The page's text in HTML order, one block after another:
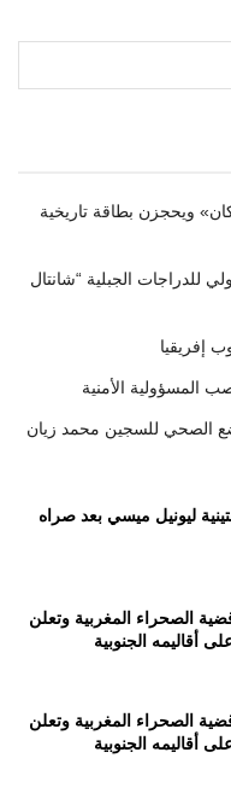
ويحجزن بطاقة تاريخية
للدراجات الجبلية “شانتال
إفريقيا
المسؤولية الأمنية
حقيقة الوضع الصحي للسجين محمد زيان
ليونيل ميسي بعد صراه
الصحراء المغربية وتعلن
أقاليمه الجنوبية
الصحراء المغربية وتعلن
أقاليمه الجنوبية